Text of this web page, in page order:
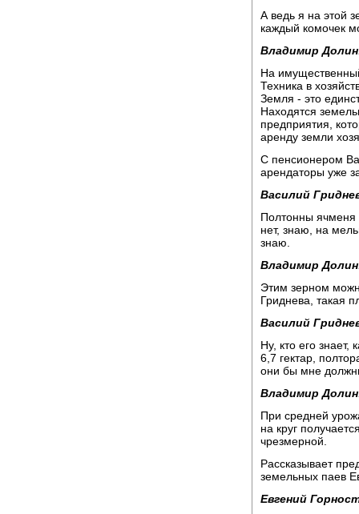
А ведь я на этой
каждый комочек
Владимир
На
Техника в
Земля - это
Находятся
предприятия,
аренду земли
С пенсионером
арендаторы уже
Василий
Полтонны
нет, знаю, на
знаю.
Владимир
Этим зерном
Гриднева, такая
Василий
Ну, кто его
6,7 гектар,
они бы мне
Владимир
При средней
на круг
чрезмерной.
Рассказывает
земельных паев
Евгений